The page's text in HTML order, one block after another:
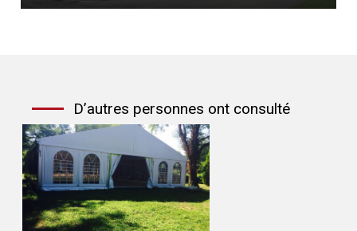
D’autres personnes ont consulté